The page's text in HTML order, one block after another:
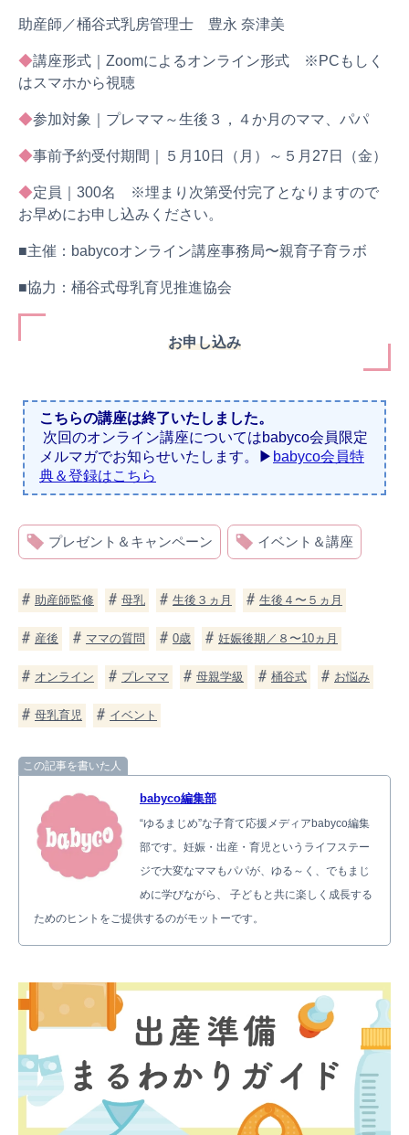
助産師／桶谷式乳房管理士 豊永 奈津美
◆講座形式｜Zoomによるオンライン形式 ※PCもしく
はスマホから視聴
◆参加対象｜プレママ～生後３，４か月のママ、パパ
◆事前予約受付期間｜５月10日（月）～５月27日（金）
◆定員｜300名 ※埋まり次第受付完了となりますので
お早めにお申し込みください。
■主催：babycoオンライン講座事務局〜親育子育ラボ
■協力：桶谷式母乳育児推進協会
お申し込み
こちらの講座は終了いたしました。
次回のオンライン講座についてはbabyco会員限定
メルマガでお知らせいたします。▶︎ babyco会員特
典＆登録はこちら
プレゼント＆キャンペーン イベント＆講座
助産師監修 母乳 生後３ヵ月 生後４〜５ヵ月
産後 ママの質問 0歳 妊娠後期／８〜10ヵ月
オンライン プレママ 母親学級 桶谷式 お悩み
母乳育児 イベント
この記事を書いた人
babyco編集部
“ゆるまじめ”な子育て応援メディアbabyco編集
部です。妊娠・出産・育児というライフステー
ジで大変なママもパパが、ゆる～く、でもまじ
めに学びながら、 子どもと共に楽しく成長する
ためのヒントをご提供するのがモットーです。